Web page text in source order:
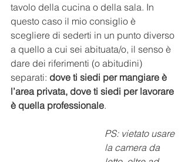
tavolo della cucina o della sala. In
questo caso il mio consiglio è
scegliere di sederti in un punto diverso
a quello a cui sei abituata/o, il senso è
dare dei riferimenti (o abitudini)
separati: dove ti siedi per mangiare è
l’area privata, dove ti siedi per lavorare
è quella professionale.
PS: vietato usare
la camera da